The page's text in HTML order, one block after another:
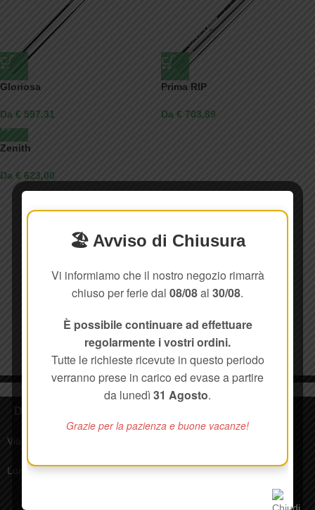
Gloriosa
Da € 597,31
Prima RIP
Da € 703,89
Zenith
Da € 623,00
Via delle Ville, 338, 55018 Segromigno in Monte LU
Lunedì - Venerdì 8:30-17:00
🏖️ Avviso di Chiusura
Vi informiamo che il nostro negozio rimarrà
chiuso per ferie dal 08/08al 30/08.
È possibile continuare ad effettuare
regolarmente i vostri ordini.
Tutte le richieste ricevute in questo periodo
verranno prese in carico ed evase a partire
da lunedì 31 Agosto.
Grazie per la pazienza e buone vacanze!